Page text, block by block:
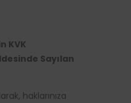
KVK
Sayılan
haklarınıza